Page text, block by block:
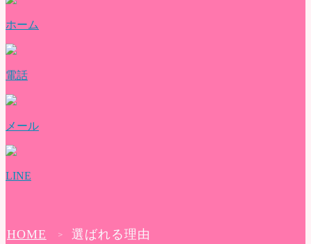
ホーム
電話
メール
LINE
HOME ＞ 選ばれる理由